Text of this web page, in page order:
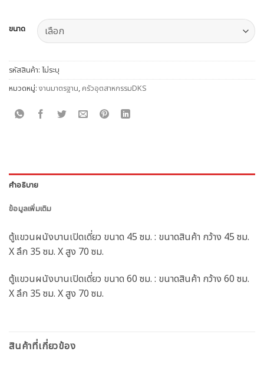
ขนาด
รหัสสินค้า: ไม่ระบุ
หมวดหมู่: งานมาตรฐาน, ครัวอุตสาหกรรมDKS
คำอธิบาย
ข้อมูลเพิ่มเติม
ตู้แขวนผนังบานเปิดเดี่ยว ขนาด 45 ซม. : ขนาดสินค้า กว้าง 45 ซม.
X ลึก 35 ซม. X สูง 70 ซม.
ตู้แขวนผนังบานเปิดเดี่ยว ขนาด 60 ซม. : ขนาดสินค้า กว้าง 60 ซม.
X ลึก 35 ซม. X สูง 70 ซม.
สินค้าที่เกี่ยวข้อง